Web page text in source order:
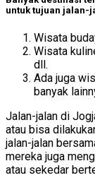
untuk tujuan jalan-
Wisata
Wisata
dll.
Ada juga
banyak
Jalan-jalan di
atau bisa
jalan-jalan
mereka juga
atau sekedar